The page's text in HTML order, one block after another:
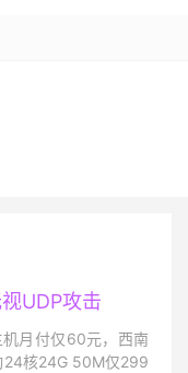
UDP攻击
月付仅60元，西南
24核24G 50M仅299